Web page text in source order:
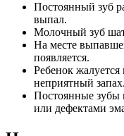
Постоянный зуб
выпал.
Молочный зуб
На месте
появляется.
Ребенок
неприятный запах.
Постоянные зубы
или дефектами